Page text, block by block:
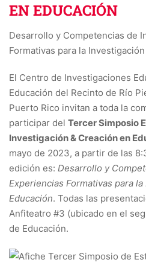
EN EDUCACIÓN
Desarrollo y Competencias de
Formativas para la
El Centro de Investigaciones
Educación del Recinto de Río
Puerto Rico invitan a toda la
participar del Tercer Simposio
Investigación & Creación en
mayo de 2023, a partir de las
edición es: Desarrollo y
Experiencias Formativas para
Educación. Todas las
Anfiteatro #3 (ubicado en el
de Educación.